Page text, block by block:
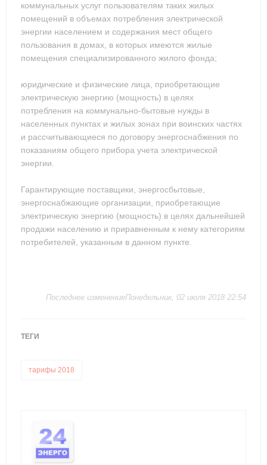
коммунальных услуг пользователям таких жилых
помещений в объемах потребления электрической
энергии населением и содержания мест общего
пользования в домах, в которых имеются жилые
помещения специализированного жилого фонда;
юридические и физические лица, приобретающие
электрическую энергию (мощность) в целях
потребления на коммунально-бытовые нужды в
населенных пунктах и жилых зонах при воинских частях
и рассчитывающиеся по договору энергоснабжения по
показаниям общего прибора учета электрической
энергии.
Гарантирующие поставщики, энергосбытовые,
энергоснабжающие организации, приобретающие
электрическую энергию (мощность) в целях дальнейшей
продажи населению и приравненным к нему категориям
потребителей, указанным в данном пункте.
Последнее изменениеПонедельник, 02 июля 2018 22:54
ТЕГИ
тарифы 2018